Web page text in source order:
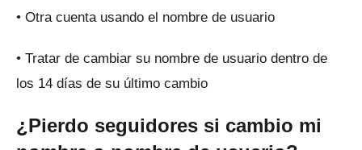
• Otra cuenta usando el nombre de usuario
• Tratar de cambiar su nombre de usuario dentro de
los 14 días de su último cambio
¿Pierdo seguidores si cambio mi